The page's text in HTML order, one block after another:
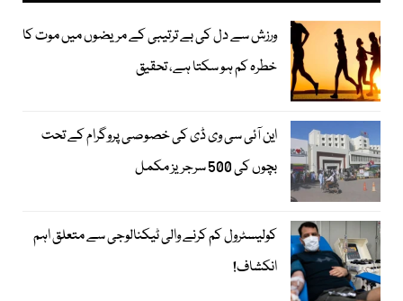
ورزش سے دل کی بے ترتیبی کے مریضوں میں موت کا
خطرہ کم ہو سکتا ہے، تحقیق
این آئی سی وی ڈی کی خصوصی پروگرام کے تحت
بچوں کی 500 سرجریز مکمل
کولیسٹرول کم کرنے والی ٹیکنالوجی سے متعلق اہم
انکشاف!